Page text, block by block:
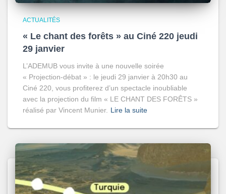
ACTUALITÉS
« Le chant des forêts » au Ciné 220 jeudi
29 janvier
L’ADEMUB vous invite à une nouvelle soirée
« Projection-débat » : le jeudi 29 janvier à 20h30 au
Ciné 220, vous profiterez d’un spectacle inoubliable
avec la projection du film « LE CHANT DES FORÊTS »
réalisé par Vincent Munier. Lire la suite